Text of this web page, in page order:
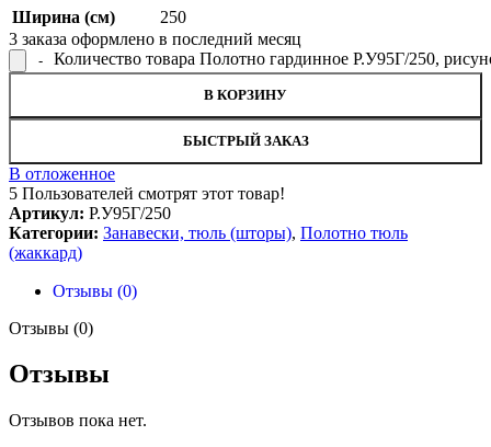
Ширина (см)
250
3 заказа оформлено в последний месяц
Количество товара Полотно гардинное Р.У95Г/250,
В КОРЗИНУ
БЫСТРЫЙ ЗАКАЗ
В отложенное
5 Пользователей смотрят этот товар!
Артикул: Р.У95Г/250
Категории: Занавески, тюль (шторы), Полотно тюль
(жаккард)
Отзывы (0)
Отзывы (0)
Отзывы
Отзывов пока нет.